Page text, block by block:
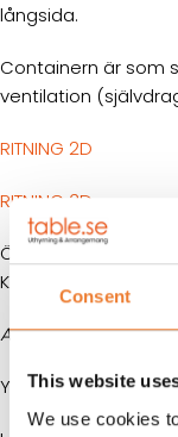
Consent
This website
We use cookies
långsida.
Containern är som
ventilation
RITNING 2D
RITNING 3D
ÖVRIG INFORMATION:
Kabel ingår ej.
Alla mått är
Yttermått: